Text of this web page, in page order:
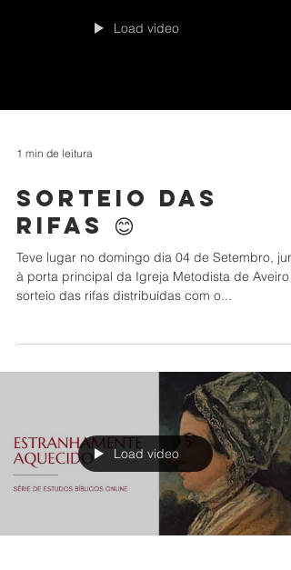
Load video
1 min de leitura
Sorteio das
rifas 😊
Teve lugar no domingo dia 04 de Setembro,
à porta principal da Igreja Metodista de Aveiro o
sorteio das rifas distribuídas com o...
Load video